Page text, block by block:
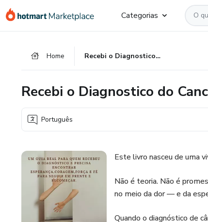
para
para
para
Categorias
Home Recebi o Diagnostico do Cancer e Venci
Recebi o Diagnostico do
Português
Este livro nasceu de uma
Não é teoria. Não é
no meio da dor — e da
Quando o diagnóstico de